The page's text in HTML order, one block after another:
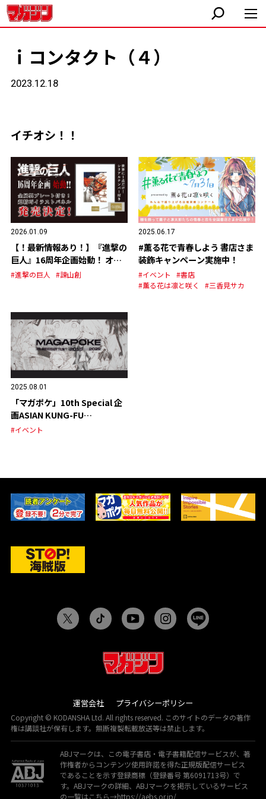
ｉコンタクト（４）
2023.12.18
イチオシ！！
2026.01.09
【！最新情報あり！】『進撃の
巨人』16周年企画始動！ オリ
ジナルグッズの発売が決定！
#進撃の巨人 #諫山創
2025.06.17
#薫る花で青春しよう 書店さま
装飾キャンペーン実施中！
#イベント
#書店
#薫る花は凛と咲く
#三香見サカ
2025.08.01
「マガポケ」10th Special 企
画ASIAN KUNG-FU
GENERATION スペシャルPV
#イベント
運営会社 プライバシーポリシー
Copyright © KODANSHA Ltd. All rights reserved. このサイトのデータの著作
権は講談社が保有します。無断複製転載放送等は禁止します。
ABJマークは、この電子書店・電子書籍配信サービスが、著
作権者からコンテンツ使用許諾を得た正規版配信サービス
であることを示す登録商標（登録番号 第6091713号）で
す。ABJマークの詳細、ABJマークを掲示しているサービス
の一覧はこちら→https://aebs.or.jp/